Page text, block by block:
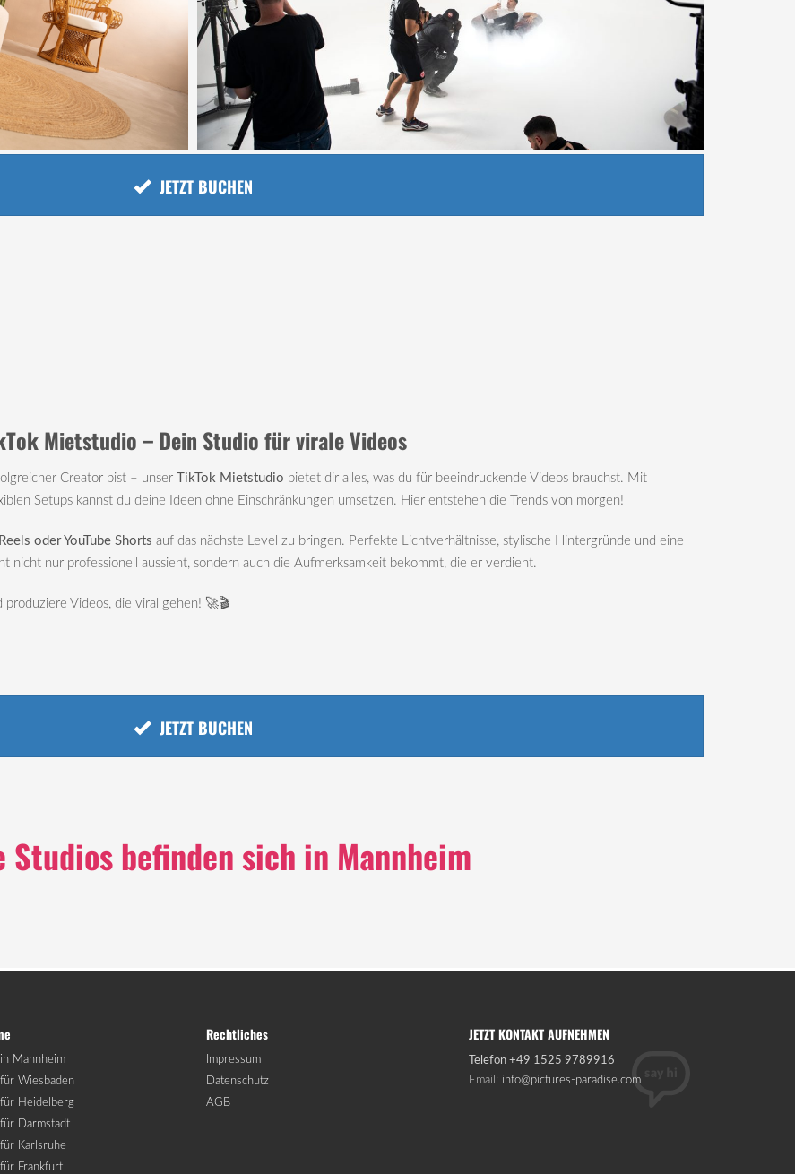
JETZT BUCHEN
Mietstudio – Dein Studio für virale Videos
Creator bist – unser TikTok Mietstudio bietet dir alles, was du für beeindruckende Videos brauchst. Mit
Setups kannst du deine Ideen ohne Einschränkungen umsetzen. Hier entstehen die Trends von morgen!
oder YouTube Shorts auf das nächste Level zu bringen. Perfekte Lichtverhältnisse, stylische Hintergründe und eine
nicht nur professionell aussieht, sondern auch die Aufmerksamkeit bekommt, die er verdient.
produziere Videos, die viral gehen! 🚀🎬
JETZT BUCHEN
Studios befinden sich in Mannheim
Mannheim
Wiesbaden
Heidelberg
Darmstadt
Karlsruhe
Frankfurt
Rechtliches
Impressum
Datenschutz
AGB
JETZT KONTAKT AUFNEHMEN
Telefon ‎+49 1525 9789916
Email: info@pictures-paradise.com